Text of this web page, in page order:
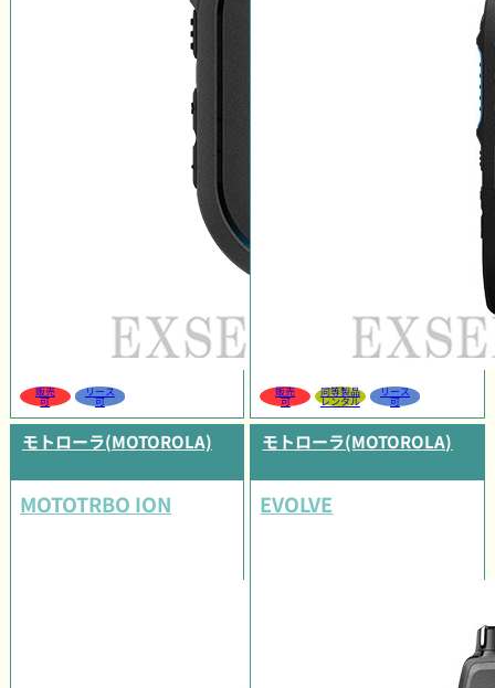
販売
可
リース
可
販売
可
同等製品
レンタル
リース
可
モトローラ(MOTOROLA)
MOTOTRBO ION
モトローラ(MOTOROLA)
EVOLVE